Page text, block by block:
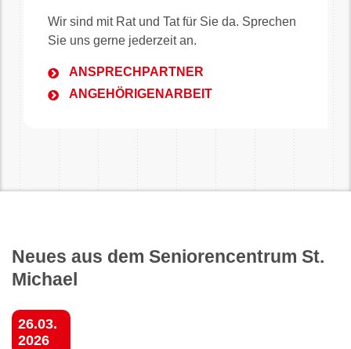
Wir sind mit Rat und Tat für Sie da. Sprechen
Sie uns gerne jederzeit an.
ANSPRECHPARTNER
ANGEHÖRIGENARBEIT
Neues aus dem Seniorencentrum St.
Michael
26.03.
2026